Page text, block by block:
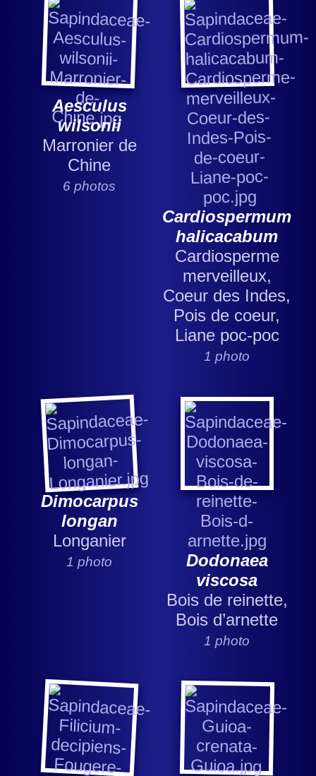
Aesculus
wilsonii
Marronier de
Chine
6 photos
Cardiospermum
halicacabum
Cardiosperme
merveilleux,
Coeur des Indes,
Pois de coeur,
Liane poc-poc
1 photo
Dimocarpus
longan
Longanier
1 photo
Dodonaea
viscosa
Bois de reinette,
Bois d’arnette
1 photo